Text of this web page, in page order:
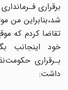
برقراری
شد،بنابراین من
تقاضا کردم‌ که‌
بـرقراری
داشت: